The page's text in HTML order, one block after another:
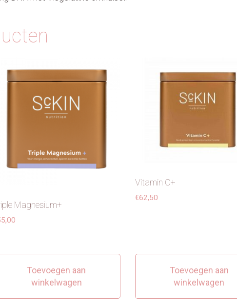
Magnesium+
Toevoegen aan
winkelwagen
Vitamin C+
€62,50
Toevoegen aan
winkelwagen